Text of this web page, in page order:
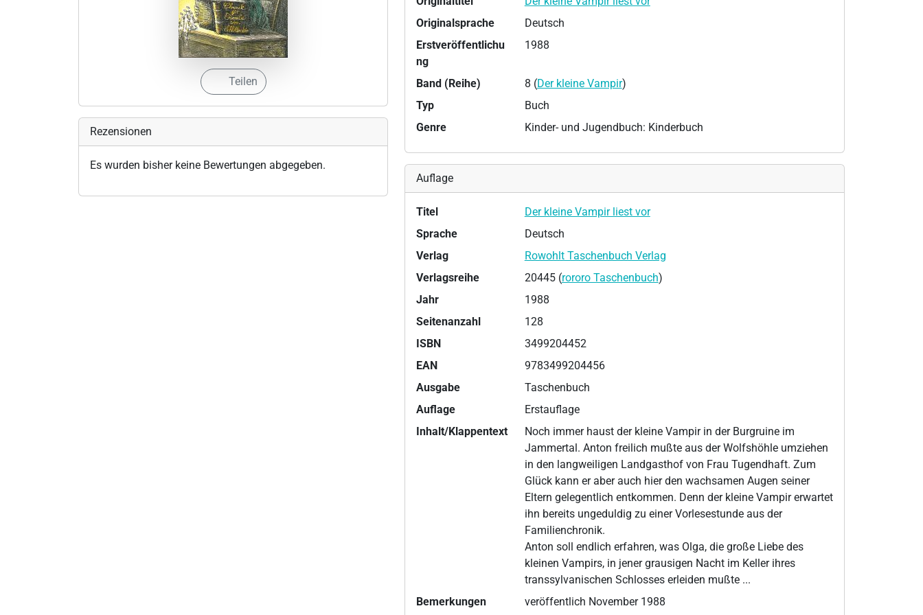
Teilen
Rezensionen
Es wurden bisher keine Bewertungen abgegeben.
Originalsprache
Deutsch
Erstveröffentlichu
ng
1988
Band (Reihe) 8 (Der kleine Vampir)
Typ
Buch
Genre
Kinder- und Jugendbuch: Kinderbuch
Auflage
Titel
Der kleine Vampir liest vor
Sprache
Deutsch
Verlag
Rowohlt Taschenbuch Verlag
Verlagsreihe
20445 (rororo Taschenbuch)
Jahr
1988
Seitenanzahl
128
ISBN
3499204452
EAN
9783499204456
Ausgabe
Taschenbuch
Auflage
Erstauflage
Inhalt/Klappentext
Noch immer haust der kleine Vampir in der Burgruine im
Jammertal. Anton freilich mußte aus der Wolfshöhle umziehen
in den langweiligen Landgasthof von Frau Tugendhaft. Zum
Glück kann er aber auch hier den wachsamen Augen seiner
Eltern gelegentlich entkommen. Denn der kleine Vampir erwartet
ihn bereits ungeduldig zu einer Vorlesestunde aus der
Familienchronik.
Anton soll endlich erfahren, was Olga, die große Liebe des
kleinen Vampirs, in jener grausigen Nacht im Keller ihres
transsylvanischen Schlosses erleiden mußte ...
Bemerkungen
veröffentlich November 1988